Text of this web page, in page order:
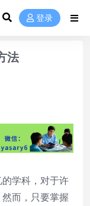
登录
法
学科，对于许
而，只要掌握